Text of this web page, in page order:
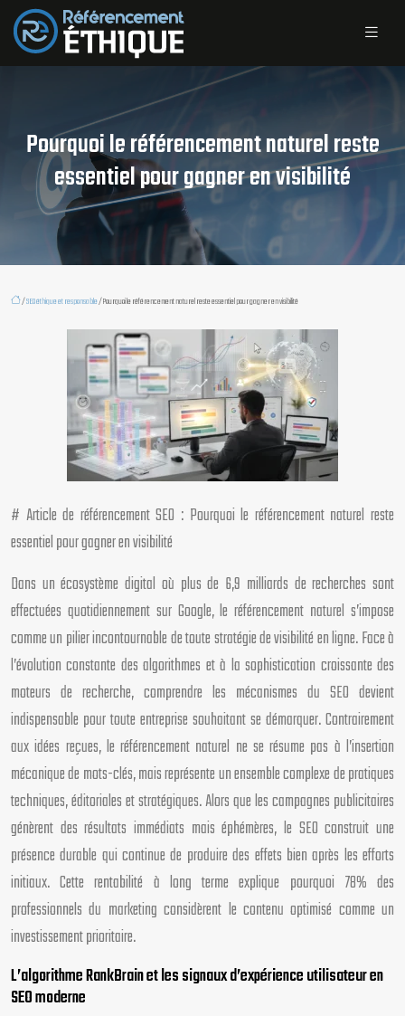
Pourquoi le référencement naturel reste
essentiel pour gagner en visibilité
/SEO éthique et responsable/ Pourquoi le référencement naturel reste essentiel pour gagner en visibilité
# Article de référencement SEO : Pourquoi le référencement naturel reste
essentiel pour gagner en visibilité
Dans un écosystème digital où plus de 6,9 milliards de recherches sont
effectuées quotidiennement sur Google, le référencement naturel s’impose
comme un pilier incontournable de toute stratégie de visibilité en ligne. Face à
l’évolution constante des algorithmes et à la sophistication croissante des
moteurs de recherche, comprendre les mécanismes du SEO devient
indispensable pour toute entreprise souhaitant se démarquer. Contrairement
aux idées reçues, le référencement naturel ne se résume pas à l’insertion
mécanique de mots-clés, mais représente un ensemble complexe de pratiques
techniques, éditoriales et stratégiques. Alors que les campagnes publicitaires
génèrent des résultats immédiats mais éphémères, le SEO construit une
présence durable qui continue de produire des effets bien après les efforts
initiaux. Cette rentabilité à long terme explique pourquoi 78% des
professionnels du marketing considèrent le contenu optimisé comme un
investissement prioritaire.
L’algorithme RankBrain et les signaux d’expérience utilisateur en
SEO moderne